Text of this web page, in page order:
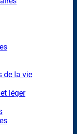
de la vie
léger